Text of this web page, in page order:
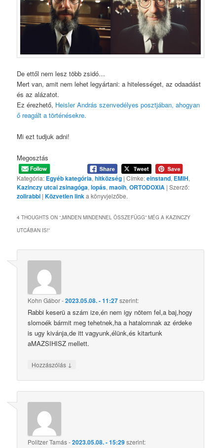
De ettől nem lesz több zsidó…
Mert van, amit nem lehet legyártani: a hitelességet, az odaadást
és az alázatot.
Ez érezhető, Heisler András szenvedélyes posztjában, ahogyan
ő reagált a történésekre.
Mi ezt tudjuk adni!
Megosztás
Kategória: Egyéb kategória,hitközség | Címke:einstand, EMIH,
Kazinczy utcai zsinagóga,lopás,maoih,ORTODOXIA | Szerző:
zolirabbi |Közvetlen linka könyvjelzőbe.
4 THOUGHTS ON “„MINDEN MINDENNEL ÖSSZEFÜGG” MÉG A KAZINCZY
UTCÁBAN IS!”
Kohn Gábor-2023.05.08. - 11:27szerint:
Rabbi keserü a szám ize,én nem igy nötem fel,a baj,hogy
slomoék bármit meg tehetnek,ha a hatalomnak az érdeke
is ugy kivánja,de itt vagyunk,élünk,és kitartunk
aMAZSIHISZ mellett.
Hozzászólás ↓
Politzer Tamás-2023.05.08. - 15:29szerint: